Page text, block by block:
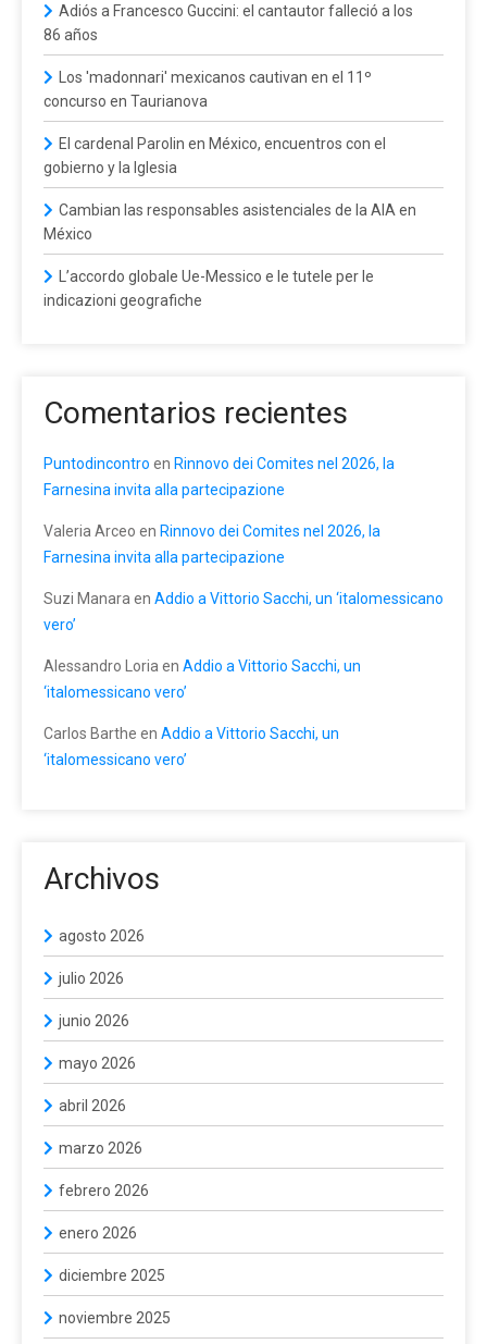
Adiós a Francesco Guccini: el cantautor falleció a los
86 años
Los 'madonnari' mexicanos cautivan en el 11º
concurso en Taurianova
El cardenal Parolin en México, encuentros con el
gobierno y la Iglesia
Cambian las responsables asistenciales de la AIA en
México
L’accordo globale Ue-Messico e le tutele per le
indicazioni geografiche
Comentarios recientes
Puntodincontro en Rinnovo dei Comites nel 2026, la
Farnesina invita alla partecipazione
Valeria Arceo en Rinnovo dei Comites nel 2026, la
Farnesina invita alla partecipazione
Suzi Manara en Addio a Vittorio Sacchi, un ‘italomessicano
vero’
Alessandro Loria en Addio a Vittorio Sacchi, un
‘italomessicano vero’
Carlos Barthe en Addio a Vittorio Sacchi, un
‘italomessicano vero’
Archivos
agosto 2026
julio 2026
junio 2026
mayo 2026
abril 2026
marzo 2026
febrero 2026
enero 2026
diciembre 2025
noviembre 2025